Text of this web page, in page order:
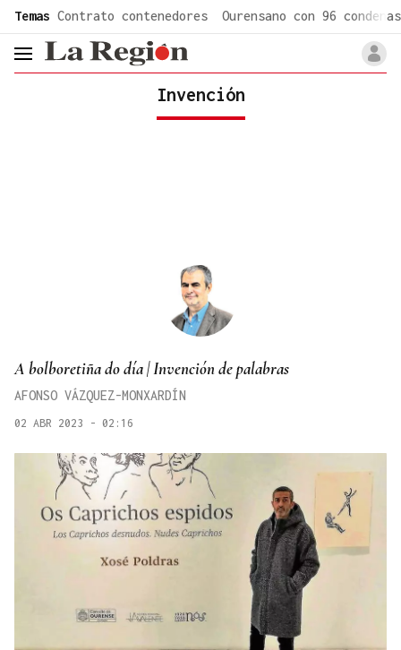
Temas Contrato contenedores Ourensano con 96 condenas
header.menu.open
Invención
A bolboretiña do día | Invención de palabras
AFONSO VÁZQUEZ-MONXARDÍN
02 ABR 2023 - 02:16